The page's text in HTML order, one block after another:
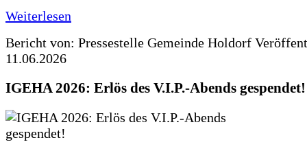
Weiterlesen
Bericht von: Pressestelle Gemeinde Holdorf
11.06.2026
IGEHA 2026: Erlös des V.I.P.-Abends gespendet!